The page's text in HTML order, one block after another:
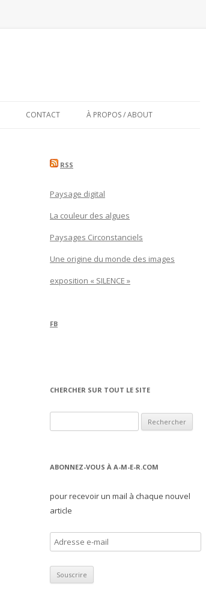
CONTACT À PROPOS / ABOUT
RSS
Paysage digital
La couleur des algues
Paysages Circonstanciels
Une origine du monde des images
exposition « SILENCE »
FB
CHERCHER SUR TOUT LE SITE
ABONNEZ-VOUS À A-M-E-R.COM
pour recevoir un mail à chaque nouvel
article
d
r
e